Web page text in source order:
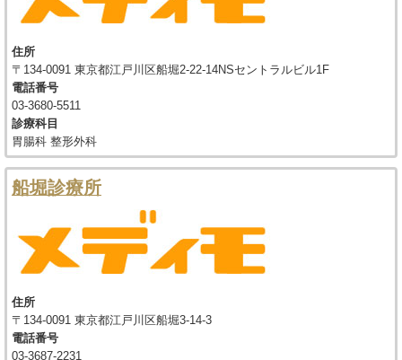
住所
〒134-0091 東京都江戸川区船堀2-22-14NSセントラルビル1F
電話番号
03-3680-5511
診療科目
胃腸科 整形外科
船堀診療所
住所
〒134-0091 東京都江戸川区船堀3-14-3
電話番号
03-3687-2231